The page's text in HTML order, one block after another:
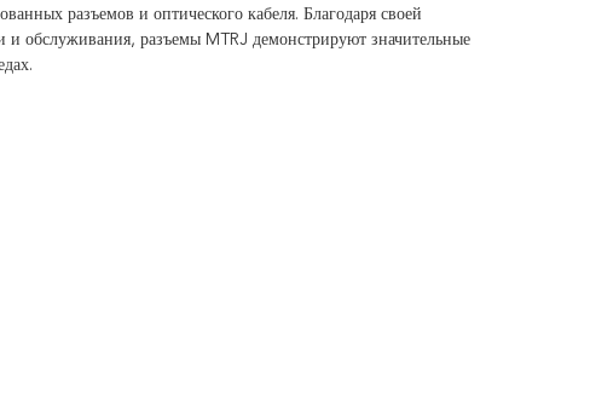
разъемов и оптического кабеля. Благодаря своей
и обслуживания, разъемы MTRJ демонстрируют значительные